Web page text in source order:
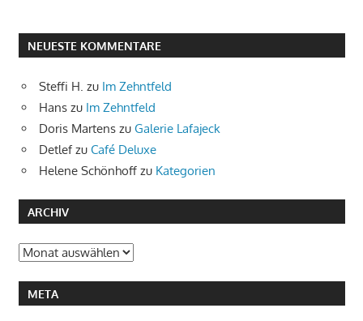
NEUESTE KOMMENTARE
Steffi H. zu Im Zehntfeld
Hans zu Im Zehntfeld
Doris Martens zu Galerie Lafajeck
Detlefzu Café Deluxe
Helene Schönhoff zu Kategorien
ARCHIV
Archiv
META